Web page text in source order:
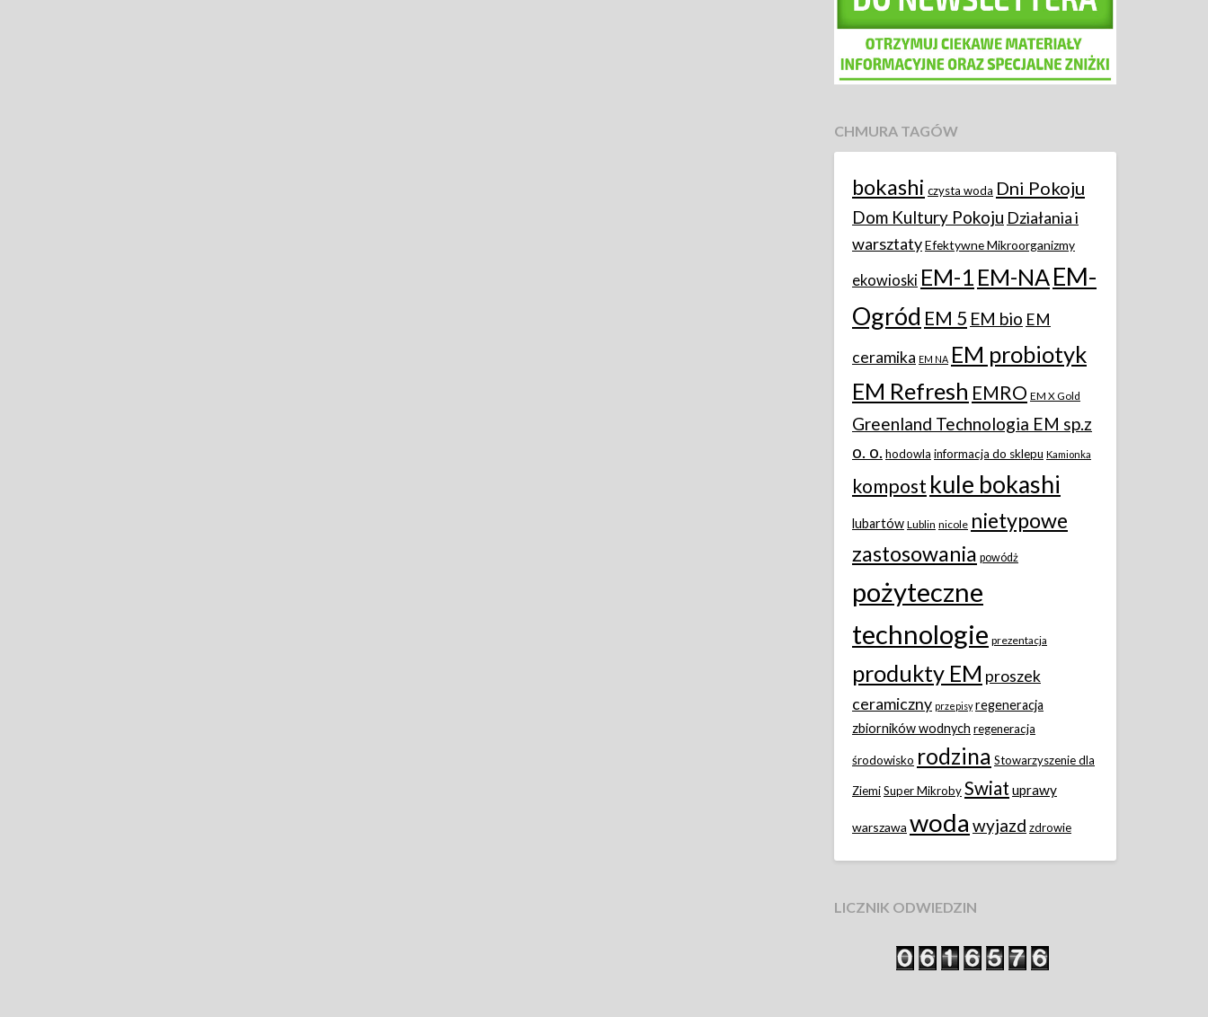
CHMURA TAGÓW
bokashi czysta woda Dni Pokoju
Dom Kultury Pokoju Działania i
warsztatyEfektywne Mikroorganizmy
ekowioski EM-1 EM-NAEM-
Ogród EM 5 EM bio EM
ceramika EM NA EM probiotyk
EM Refresh EMRO EM X Gold
Greenland Technologia EM sp.z
o. o.hodowla informacja do sklepu Kamionka
kompost kule bokashi
lubartów Lublin nicole nietypowe
zastosowania powódż
pożyteczne
technologie prezentacja
produkty EM proszek
ceramiczny przepisy regeneracja
zbiorników wodnych regeneracja
środowisko rodzina Stowarzyszenie dla
ZiemiSuper MikrobySwiat uprawy
warszawa woda wyjazd zdrowie
LICZNIK ODWIEDZIN